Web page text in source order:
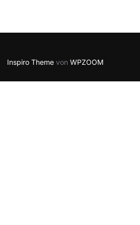
Inspiro Theme von WPZOOM